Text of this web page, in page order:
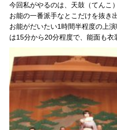
今回私がやるのは、天鼓（てんこ
お能の一番派手なとこだけを抜き
お能がだいたい1時間半程度の上
は15分から20分程度で、能面も衣